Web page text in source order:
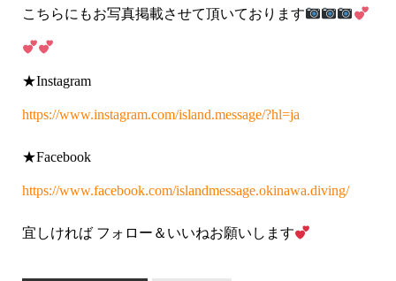
こちらにもお写真掲載させて頂いております
★Instagram
https://www.instagram.com/island.message/?hl=ja
★Facebook
https://www.facebook.com/islandmessage.okinawa.diving/
宜しければ フォロー＆いいねお願いします